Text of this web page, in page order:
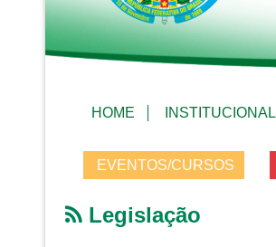
HOME INSTITUCIONAL
EVENTOS/CURSOS
Legislação